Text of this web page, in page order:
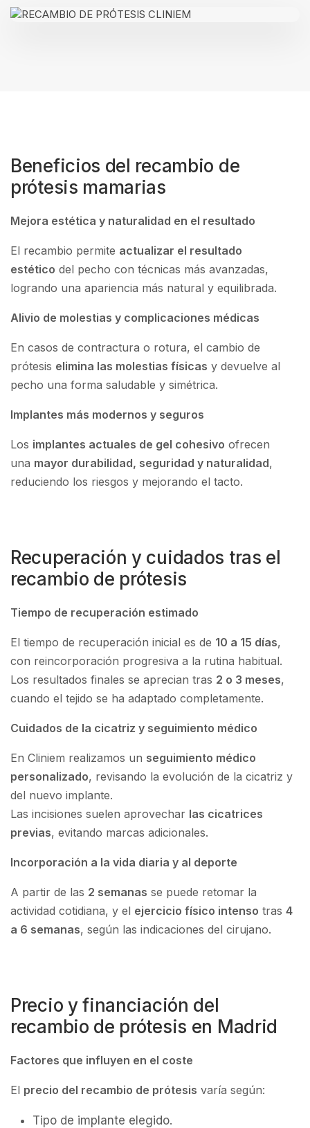
Beneficios del recambio de
prótesis mamarias
Mejora estética y naturalidad en el resultado
El recambio permite actualizar el resultado
estético del pecho con técnicas más avanzadas,
logrando una apariencia más natural y equilibrada.
Alivio de molestias y complicaciones médicas
En casos de contractura o rotura, el cambio de
prótesis elimina las molestias físicas y devuelve al
pecho una forma saludable y simétrica.
Implantes más modernos y seguros
Los implantes actuales de gel cohesivo ofrecen
una mayor durabilidad, seguridad y naturalidad,
reduciendo los riesgos y mejorando el tacto.
Recuperación y cuidados tras el
recambio de prótesis
Tiempo de recuperación estimado
El tiempo de recuperación inicial es de 10 a 15 días,
con reincorporación progresiva a la rutina habitual.
Los resultados finales se aprecian tras 2 o 3 meses,
cuando el tejido se ha adaptado completamente.
Cuidados de la cicatriz y seguimiento médico
En Cliniem realizamos un seguimiento médico
personalizado, revisando la evolución de la cicatriz y
del nuevo implante.
Las incisiones suelen aprovechar las cicatrices
previas, evitando marcas adicionales.
Incorporación a la vida diaria y al deporte
A partir de las 2 semanas se puede retomar la
actividad cotidiana, y el ejercicio físico intenso tras 4
a 6 semanas, según las indicaciones del cirujano.
Precio y financiación del
recambio de prótesis en Madrid
Factores que influyen en el coste
El precio del recambio de prótesis varía según:
Tipo de implante elegido.